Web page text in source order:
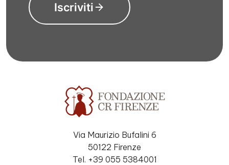
Iscriviti
Via Maurizio Bufalini 6
50122 Firenze
Tel. +39 055 5384001